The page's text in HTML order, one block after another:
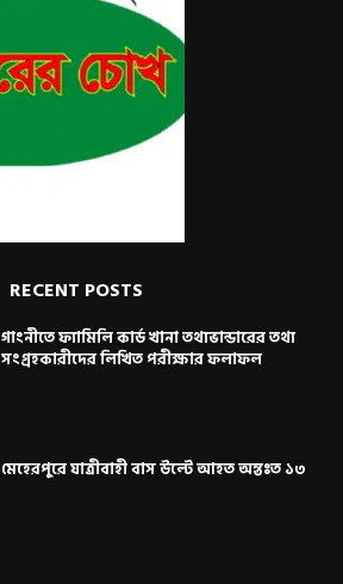
RECENT POSTS
গাংনীতে ফ্যামিলি কার্ড খানা তথ্যভান্ডারের তথ্য
সংগ্রহকারীদের লিখিত পরীক্ষার ফলাফল
মেহেরপুরে যাত্রীবাহী বাস উল্টে আহত অন্তঃত ১৩